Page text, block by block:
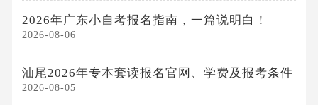
2026年广东小自考报名指南，一篇说明白！
2026-08-06
汕尾2026年专本套读报名官网、学费及报考条件
2026-08-05